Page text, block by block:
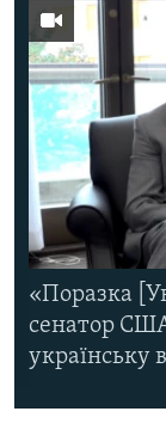
«Поразка
сенатор
українську